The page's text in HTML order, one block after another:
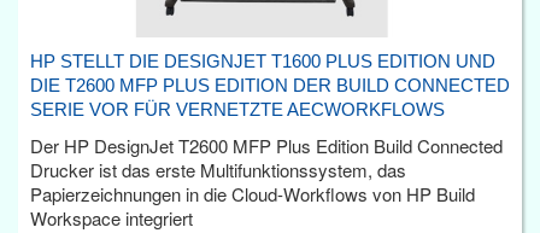
HP STELLT DIE DESIGNJET T1600 PLUS EDITION UND
DIE T2600 MFP PLUS EDITION DER BUILD CONNECTED
SERIE VOR FÜR VERNETZTE AECWORKFLOWS
Der HP DesignJet T2600 MFP Plus Edition Build Connected
Drucker ist das erste Multifunktionssystem, das
Papierzeichnungen in die Cloud-Workflows von HP Build
Workspace integriert